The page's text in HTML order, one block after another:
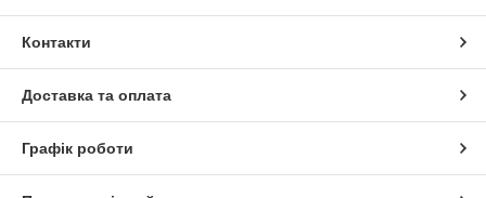
Контакти
Доставка та оплата
Графік роботи